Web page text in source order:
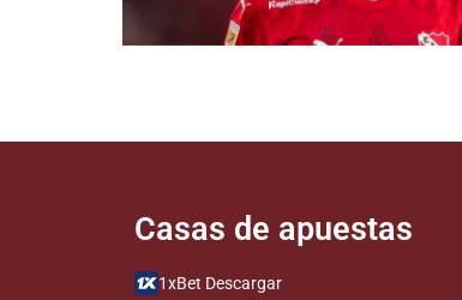
Casas de apuestas​​​​​​​
1xBet Descargar